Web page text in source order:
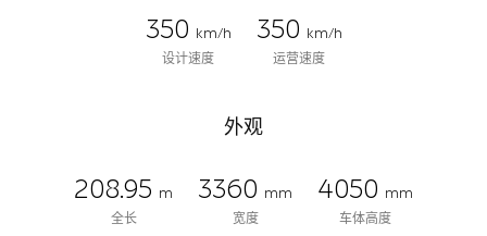
350
km/h
设计速度
350
km/h
运营速度
外观
208.95 m
全长
3360 mm
宽度
4050 mm
车体高度